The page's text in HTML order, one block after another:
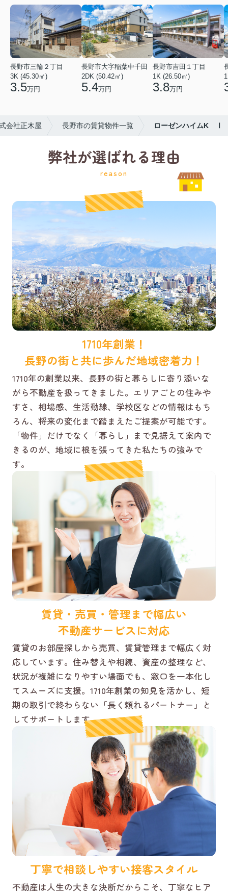
長野市三輪２丁目
3K (45.30㎡)
3.5万円
長野市大字稲葉中千田
2DK (50.42㎡)
5.4万円
長野市吉田１丁目
1K (26.50㎡)
3.8万円
会社正木屋 長野市の賃貸物件一覧 ローゼンハイムK Ⅰ
弊社が選ばれる理由
reason
1710年創業！
長野の街と共に歩んだ地域密着力！
1710年の創業以来、長野の街と暮らしに寄り添いな
がら不動産を扱ってきました。エリアごとの住みや
すさ、相場感、生活動線、学校区などの情報はもち
ろん、将来の変化まで踏まえたご提案が可能です。
「物件」だけでなく「暮らし」まで見据えて案内で
きるのが、地域に根を張ってきた私たちの強みで
す。
賃貸・売買・管理まで幅広い
不動産サービスに対応
賃貸のお部屋探しから売買、賃貸管理まで幅広く対
応しています。住み替えや相続、資産の整理など、
状況が複雑になりやすい場面でも、窓口を一本化し
てスムーズに支援。1710年創業の知見を活かし、短
期の取引で終わらない「長く頼れるパートナー」と
してサポートします。
丁寧で相談しやすい接客スタイル
不動産は人生の大きな決断だからこそ、丁寧なヒア